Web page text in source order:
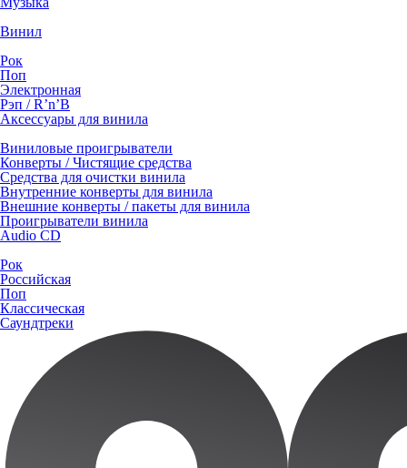
Винил
Рок
Поп
Электронная
Рэп / R’n’B
Аксессуары для винила
Виниловые проигрыватели
Конверты / Чистящие средства
Средства для очистки винила
Внутренние конверты для винила
Внешние конверты / пакеты для винила
Проигрыватели винила
Audio CD
Рок
Российская
Поп
Классическая
Саундтреки